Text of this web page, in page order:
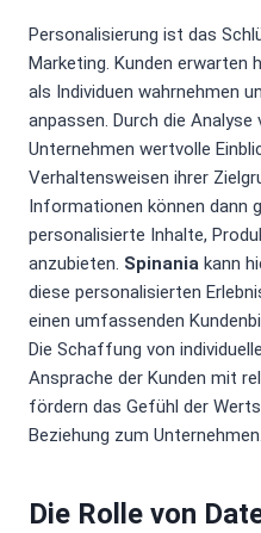
Personalisierung ist das
Marketing. Kunden erwarten
als Individuen wahrnehmen
anpassen. Durch die
Unternehmen wertvolle
Verhaltensweisen ihrer
Informationen können dann
personalisierte Inhalte,
anzubieten. Spinania kann
diese personalisierten
einen umfassenden
Die Schaffung von
Ansprache der Kunden mit
fördern das Gefühl der
Beziehung zum Unternehmen.
Die Rolle von